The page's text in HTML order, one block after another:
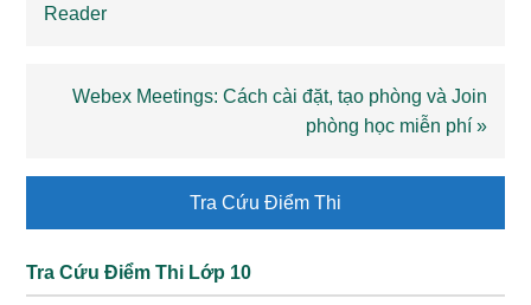
Post:
Reader
Next
Webex Meetings: Cách cài đặt, tạo phòng và Join
phòng học miễn phí »
Tra Cứu Điểm Thi
Tra Cứu Điểm Thi Lớp 10